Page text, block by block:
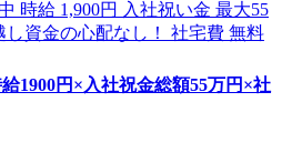
給1900円×入社祝金総額55万円×社